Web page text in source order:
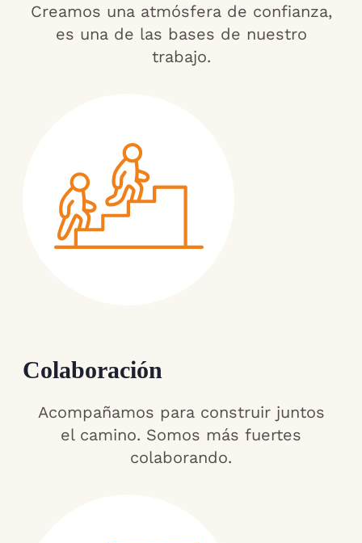
Creamos una atmósfera de confianza,
es una de las bases de nuestro
trabajo.
Colaboración
Acompañamos para construir juntos
el camino. Somos más fuertes
colaborando.